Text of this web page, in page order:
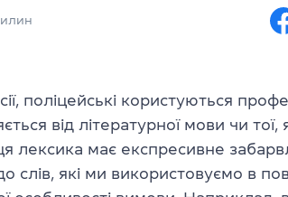
поліцейські користуються
від літературної мови чи
лексика має експресивне
слів, які ми використовуємо в